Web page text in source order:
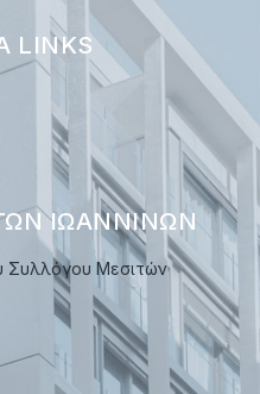
LINKS
ΙΩΑΝΝΊΝΩΝ
Συλλόγου Μεσιτών